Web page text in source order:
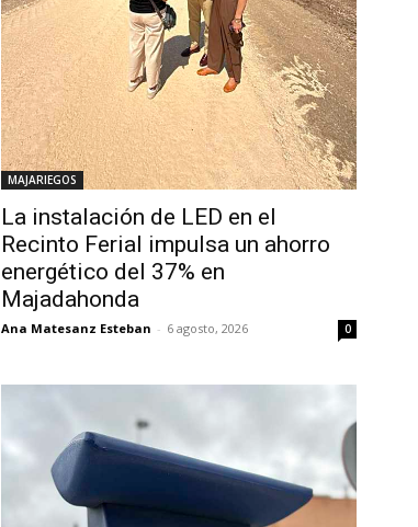
MAJARIEGOS
La instalación de LED en el
Recinto Ferial impulsa un ahorro
energético del 37% en
Majadahonda
Ana Matesanz Esteban - 6 agosto, 2026 0